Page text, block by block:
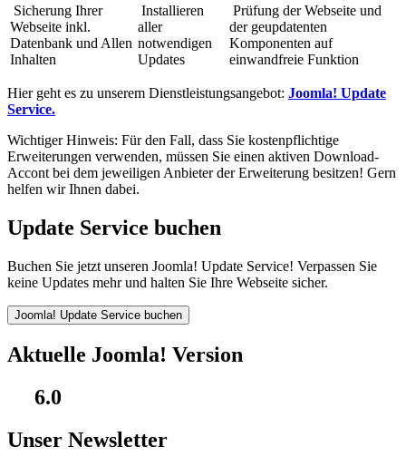
Sicherung Ihrer
Webseite inkl.
Datenbank und Allen
Inhalten
Installieren
aller
notwendigen
Updates
Prüfung der Webseite und
der geupdatenten
Komponenten auf
einwandfreie Funktion
Hier geht es zu unserem Dienstleistungsangebot: Joomla! Update
Service.
Wichtiger Hinweis: Für den Fall, dass Sie kostenpflichtige
Erweiterungen verwenden, müssen Sie einen aktiven Download-
Accont bei dem jeweiligen Anbieter der Erweiterung besitzen! Gern
helfen wir Ihnen dabei.
Update Service buchen
Buchen Sie jetzt unseren Joomla! Update Service! Verpassen Sie
keine Updates mehr und halten Sie Ihre Webseite sicher.
Joomla! Update Service buchen
Aktuelle Joomla! Version
6.0
Unser Newsletter